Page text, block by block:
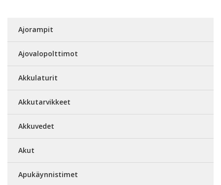
Ajorampit
Ajovalopolttimot
Akkulaturit
Akkutarvikkeet
Akkuvedet
Akut
Apukäynnistimet